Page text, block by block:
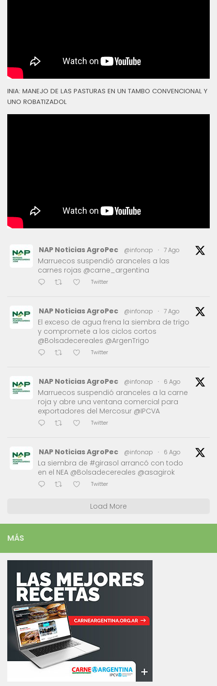
INIA: MANEJO DE LAS PASTURAS EN UN TAMBO CONVENCIONAL Y
UNO ROBATIZADOL
NAP Noticias AgroPec @infonap · 7 Ago
Marruecos suspendió aranceles a las
carnes rojas @carne_argentina
Twitter
NAP Noticias AgroPec @infonap · 7 Ago
El exceso de agua frena la siembra de trigo
y compromete a los ciclos cortos
@Bolsadecereales @ArgenTrigo
Twitter
NAP Noticias AgroPec @infonap · 6 Ago
Marruecos suspendió aranceles a la carne
roja y abre una ventana comercial para
exportadores del Mercosur @IPCVA
Twitter
NAP Noticias AgroPec @infonap · 6 Ago
La siembra de #girasol arrancó con todo
en el NEA @Bolsadecereales @asagirok
Twitter
Load More
MÁS